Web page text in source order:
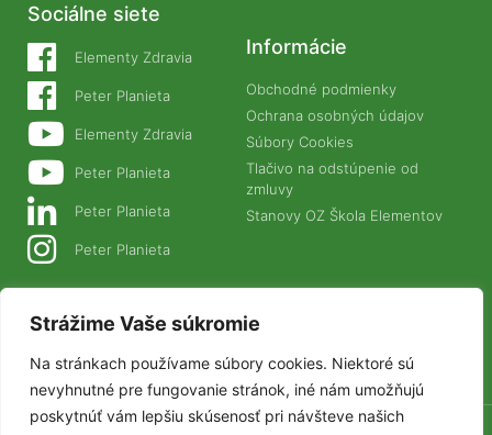
Strážime Vaše súkromie
Na stránkach používame súbory cookies. Niektoré sú
nevyhnutné pre fungovanie stránok, iné nám umožňujú
poskytnúť vám lepšiu skúsenosť pri návšteve našich
Sociálne siete
Elementy Zdravia
Peter Planieta
Elementy Zdravia
Peter Planieta
Peter Planieta
Peter Planieta
Informácie
Obchodné podmienky
Ochrana osobných údajov
Súbory Cookies
Tlačivo na odstúpenie od
zmluvy
Stanovy OZ Škola Elementov